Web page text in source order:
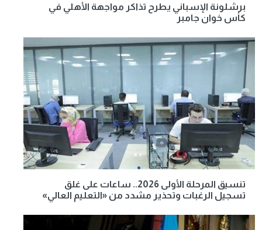
برشلونة الإسباني يطرح تذاكر مواجهة الأهلي في
كأس خوان جامبر
تنسيق المرحلة الأولى 2026.. ساعات على غلق
تسجيل الرغبات وتحذير مشدد من «التعليم العالي»